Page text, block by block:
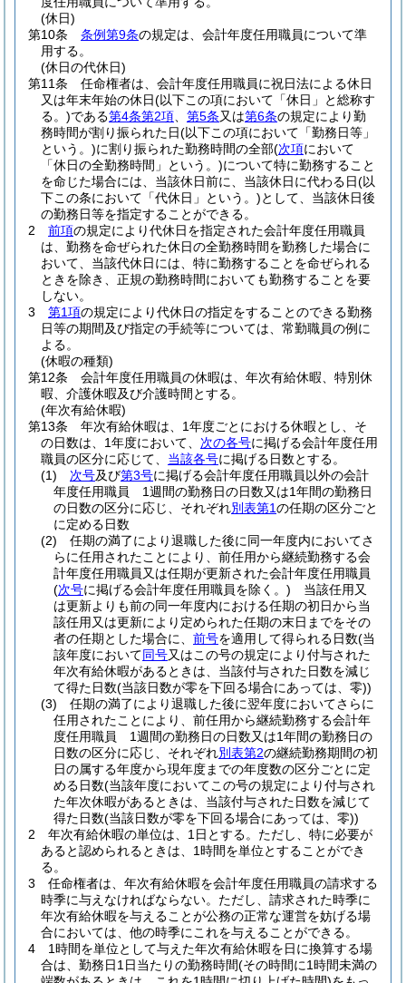
(休日)
第10条
条例第9条の規定は、会計年度任用職員について準
用する。
(休日の代休日)
第11条
任命権者は、会計年度任用職員に祝日法による休日
又は年末年始の休日(以下この項において「休日」と総称す
る。)である第4条第2項 第5条又は第6条の規定により勤
務時間が割り振られた日(以下この項において「勤務日等」
という。)に割り振られた勤務時間の全部(次項において
「休日の全勤務時間」という。)について特に勤務すること
を命じた場合には、当該休日前に、当該休日に代わる日(以
下この条において「代休日」という。)として、当該休日後
の勤務日等を指定することができる。
2
前項の規定により代休日を指定された会計年度任用職員
は、勤務を命ぜられた休日の全勤務時間を勤務した場合に
おいて、当該代休日には、特に勤務することを命ぜられる
ときを除き、正規の勤務時間においても勤務することを要
しない。
3
第1項の規定により代休日の指定をすることのできる勤務
日等の期間及び指定の手続等については、常勤職員の例に
よる。
(休暇の種類)
第12条
会計年度任用職員の休暇は、年次有給休暇、特別休
暇、介護休暇及び介護時間とする。
(年次有給休暇)
第13条
年次有給休暇は、1年度ごとにおける休暇とし、そ
の日数は、1年度において、 次の各号に掲げる会計年度任用
職員の区分に応じて、 当該各号に掲げる日数とする。
(1)
次号及び第3号に掲げる会計年度任用職員以外の会計
年度任用職員 1週間の勤務日の日数又は1年間の勤務日
の日数の区分に応じ、それぞれ別表第1の任期の区分ごと
に定める日数
(2)
任期の満了により退職した後に同一年度内においてさ
らに任用されたことにより、前任用から継続勤務する会
計年度任用職員又は任期が更新された会計年度任用職員
(次号に掲げる会計年度任用職員を除く。) 当該任用又
は更新よりも前の同一年度内における任期の初日から当
該任用又は更新により定められた任期の末日までをその
者の任期とした場合に、 前号を適用して得られる日数(当
該年度において同号又はこの号の規定により付与された
年次有給休暇があるときは、当該付与された日数を減じ
て得た日数(当該日数が零を下回る場合にあっては、零))
(3)
任期の満了により退職した後に翌年度においてさらに
任用されたことにより、前任用から継続勤務する会計年
度任用職員 1週間の勤務日の日数又は1年間の勤務日の
日数の区分に応じ、それぞれ別表第2の継続勤務期間の初
日の属する年度から現年度までの年度数の区分ごとに定
める日数(当該年度においてこの号の規定により付与され
た年次休暇があるときは、当該付与された日数を減じて
得た日数(当該日数が零を下回る場合にあっては、零))
2
年次有給休暇の単位は、1日とする。 ただし、特に必要が
あると認められるときは、1時間を単位とすることができ
る。
3
任命権者は、年次有給休暇を会計年度任用職員の請求する
時季に与えなければならない。 ただし、請求された時季に
年次有給休暇を与えることが公務の正常な運営を妨げる場
合においては、他の時季にこれを与えることができる。
4
1時間を単位として与えた年次有給休暇を日に換算する場
合は、勤務日1日当たりの勤務時間(その時間に1時間未満の